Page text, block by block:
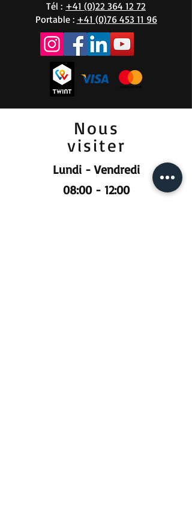
Tél : +41 (0)22 364 12 72
Portable : +41 (0)76 453 11 96
Nous
visiter
Lundi - Vendredi
08:00 - 12:00